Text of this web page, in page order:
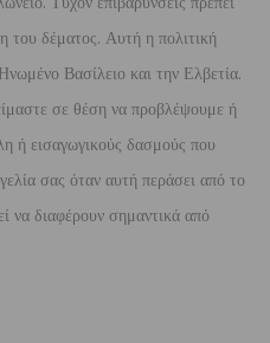
του δέματος. Αυτή η πολιτική
Βασίλειο και την Ελβετία.
σε θέση να προβλέψουμε ή
ή εισαγωγικούς δασμούς που
σας όταν αυτή περάσει από το
να διαφέρουν σημαντικά από